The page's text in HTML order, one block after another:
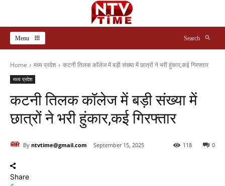
Menu Search
Home मध्य प्रदेश कटनी तिलक कॉलेज में बड़ी संख्या में छात्रों ने भरी हुंकार,कई गिरफ्तार
मध्य प्रदेश
कटनी तिलक कॉलेज में बड़ी संख्या में
छात्रों ने भरी हुंकार,कई गिरफ्तार
By ntvtime@gmail.com September 15, 2025 0
118
Share